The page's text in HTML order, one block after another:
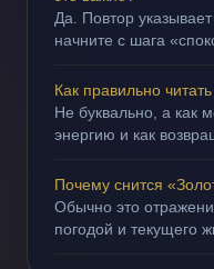
Да. Повтор
начните с шага
Как правильно
Не буквально, а как
энергию и как
Почему снится
Обычно это
погодой и текущего